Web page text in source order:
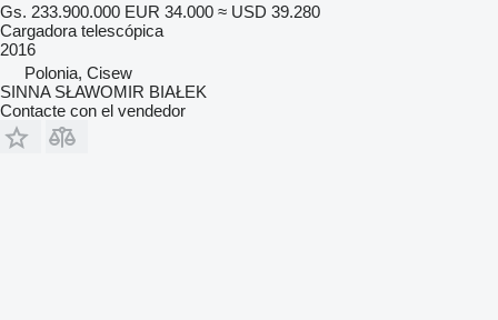
Gs. 233.900.000 EUR 34.000 ≈ USD 39.280
Cargadora telescópica
2016
Polonia, Cisew
SINNA SŁAWOMIR BIAŁEK
Contacte con el vendedor